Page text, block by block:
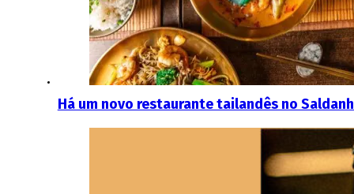
Há um novo restaurante tailandês no